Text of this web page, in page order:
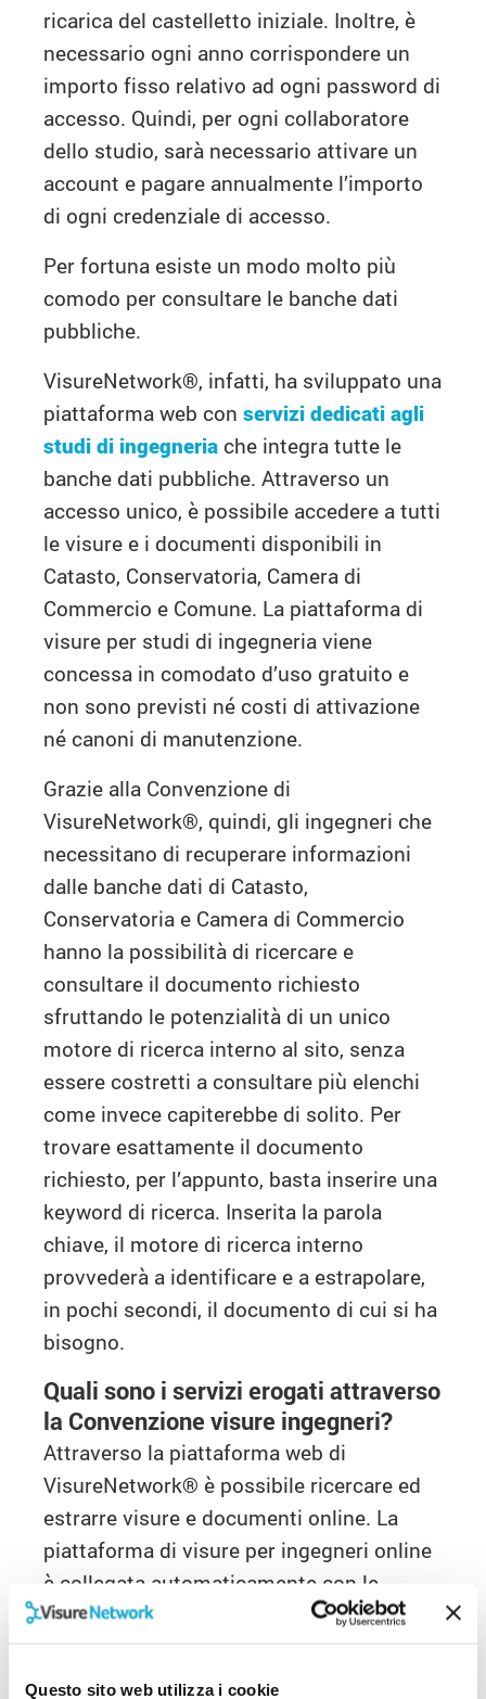
Questo sito web utilizza i cookie
ricarica del castelletto iniziale. Inoltre, è
necessario ogni anno corrispondere un
importo fisso relativo ad ogni password di
accesso. Quindi, per ogni collaboratore
dello studio, sarà necessario attivare un
account e pagare annualmente l’importo
di ogni credenziale di accesso.
Per fortuna esiste un modo molto più
comodo per consultare le banche dati
pubbliche.
VisureNetwork®, infatti, ha sviluppato una
piattaforma web con servizi dedicati agli
studi di ingegneria che integra tutte le
banche dati pubbliche. Attraverso un
accesso unico, è possibile accedere a tutti
le visure e i documenti disponibili in
Catasto, Conservatoria, Camera di
Commercio e Comune. La piattaforma di
visure per studi di ingegneria viene
concessa in comodato d’uso gratuito e
non sono previsti né costi di attivazione
né canoni di manutenzione.
Grazie alla Convenzione di
VisureNetwork®, quindi, gli ingegneri che
necessitano di recuperare informazioni
dalle banche dati di Catasto,
Conservatoria e Camera di Commercio
hanno la possibilità di ricercare e
consultare il documento richiesto
sfruttando le potenzialità di un unico
motore di ricerca interno al sito, senza
essere costretti a consultare più elenchi
come invece capiterebbe di solito. Per
trovare esattamente il documento
richiesto, per l’appunto, basta inserire una
keyword di ricerca. Inserita la parola
chiave, il motore di ricerca interno
provvederà a identificare e a estrapolare,
in pochi secondi, il documento di cui si ha
bisogno.
Quali sono i servizi erogati attraverso
la Convenzione visure ingegneri?
Attraverso la piattaforma web di
VisureNetwork® è possibile ricercare ed
estrarre visure e documenti online. La
piattaforma di visure per ingegneri online
è collegata automaticamente con le
banche dati pubbliche e l’estrazione delle
secondi è possibile disbrigare le